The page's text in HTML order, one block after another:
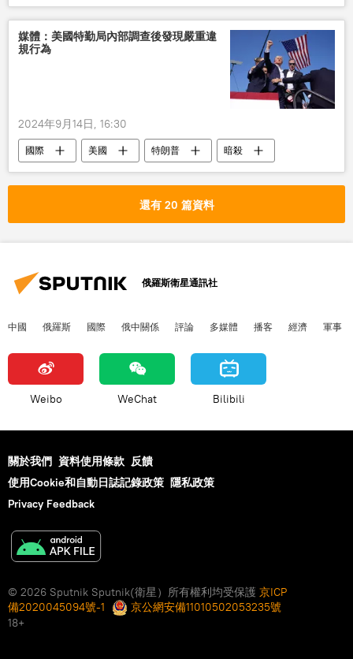
媒體
制裁
媒體：美國特勤局內部調查後發現嚴重違
規行為
2024年9月14日, 16:30
國際 美國 特朗普
暗殺
違規
還有 20 篇資料
俄羅斯衛星通訊社
中國 俄羅斯 國際 俄中關係 評論 多媒體 播客 經濟 軍事
Weibo WeChat Bilibili
關於我們 資料使用條款 反饋
使用Cookie和自動日誌記錄政策 隱私政策
Privacy Feedback
© 2026 Sputnik Sputnik(衛星）所有權利均受保護 京ICP
備2020045094號-1
京公網安備11010502053235號
18+